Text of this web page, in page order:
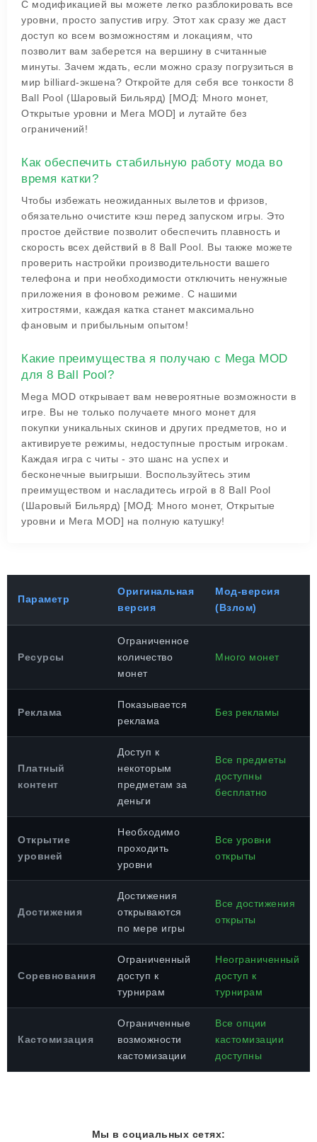
С модификацией вы можете легко разблокировать все
уровни, просто запустив игру. Этот хак сразу же даст
доступ ко всем возможностям и локациям, что
позволит вам заберется на вершину в считанные
минуты. Зачем ждать, если можно сразу погрузиться в
мир billiard-экшена? Откройте для себя все тонкости 8
Ball Pool (Шаровый Бильярд) [МОД: Много монет,
Открытые уровни и Мега MOD] и лутайте без
ограничений!
Как обеспечить стабильную работу мода во
время катки?
Чтобы избежать неожиданных вылетов и фризов,
обязательно очистите кэш перед запуском игры. Это
простое действие позволит обеспечить плавность и
скорость всех действий в 8 Ball Pool. Вы также можете
проверить настройки производительности вашего
телефона и при необходимости отключить ненужные
приложения в фоновом режиме. С нашими
хитростями, каждая катка станет максимально
фановым и прибыльным опытом!
Какие преимущества я получаю с Mega MOD
для 8 Ball Pool?
Mega MOD открывает вам невероятные возможности в
игре. Вы не только получаете много монет для
покупки уникальных скинов и других предметов, но и
активируете режимы, недоступные простым игрокам.
Каждая игра с читы - это шанс на успех и
бесконечные выигрыши. Воспользуйтесь этим
преимуществом и насладитесь игрой в 8 Ball Pool
(Шаровый Бильярд) [МОД: Много монет, Открытые
уровни и Мега MOD] на полную катушку!
Параметр
Оригинальная
версия
Мод-версия
(Взлом)
Ресурсы
Ограниченное
количество
монет
Много монет
Реклама
Показывается
реклама
Без рекламы
Платный
контент
Доступ к
некоторым
предметам за
деньги
Все предметы
доступны
бесплатно
Открытие
уровней
Необходимо
проходить
уровни
Все уровни
открыты
Достижения
Достижения
открываются
по мере игры
Все достижения
открыты
Соревнования
Ограниченный
доступ к
турнирам
Неограниченный
доступ к
турнирам
Кастомизация
Ограниченные
возможности
кастомизации
Все опции
кастомизации
доступны
Мы в социальных сетях: